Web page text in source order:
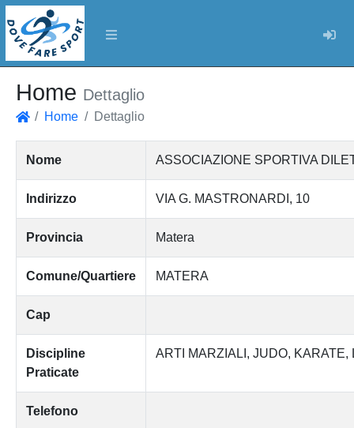
Home Dettaglio
Home Dettaglio
Nome ASSOCIAZIONE SPORTIVA
Indirizzo VIA G. MASTRONARDI, 10
Provincia Matera
Comune/Quartiere MATERA
Cap
Discipline
Praticate
ARTI MARZIALI JUDO KARATE
Telefono